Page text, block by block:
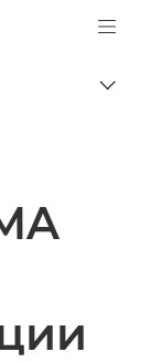
Logo, back to